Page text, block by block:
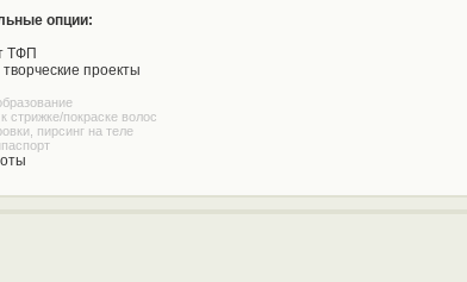
опции:
ТФП
проекты
стрижке/покраске волос
пирсинг на теле